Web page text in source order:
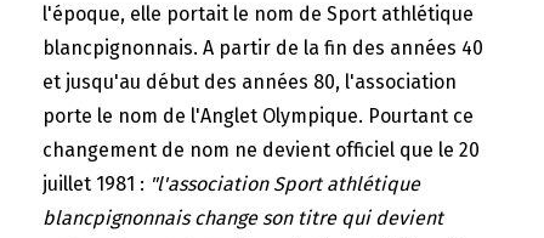
l'époque, elle portait le nom de Sport athlétique
blancpignonnais. A partir de la fin des années 40
et jusqu'au début des années 80, l'association
porte le nom de l'Anglet Olympique. Pourtant ce
changement de nom ne devient officiel que le 20
juillet 1981 : "l'association Sport athlétique
blancpignonnais change son titre qui devient